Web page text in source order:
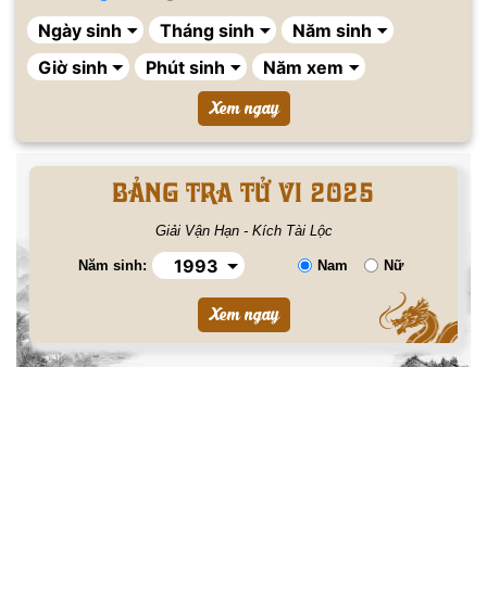
BẢNG TRA TỬ VI 2025
Giải Vận Hạn - Kích Tài Lộc
Năm sinh: Nam Nữ